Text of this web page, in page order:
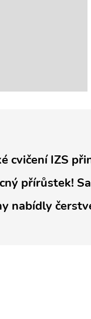
cvičení IZS
přírůstek!
nabídly